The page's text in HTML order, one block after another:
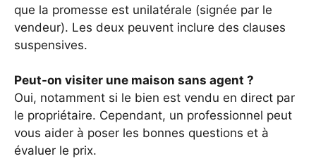
que la promesse est unilatérale (signée par le
vendeur). Les deux peuvent inclure des clauses
suspensives.
Peut-on visiter une maison sans agent ?
Oui, notamment si le bien est vendu en direct par
le propriétaire. Cependant, un professionnel peut
vous aider à poser les bonnes questions et à
évaluer le prix.